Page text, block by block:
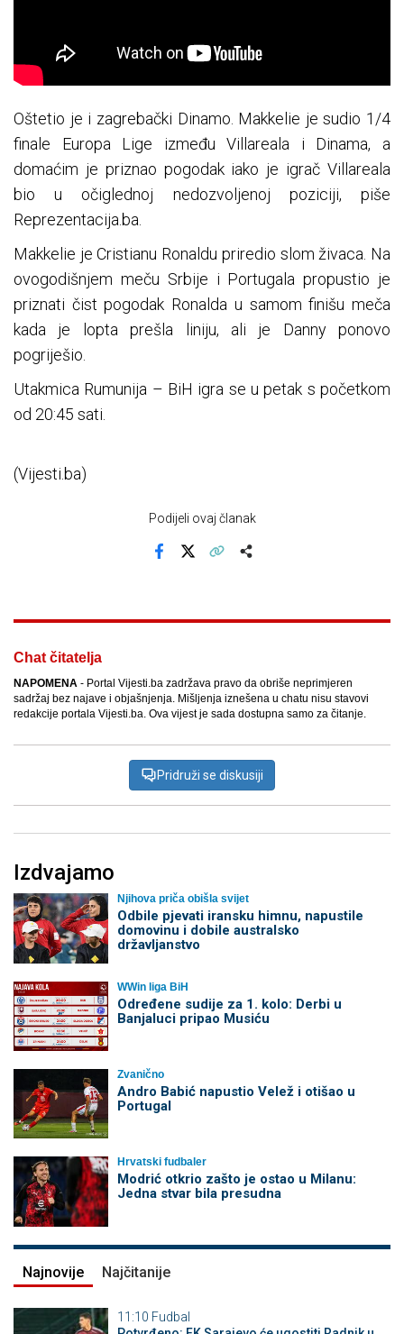
Oštetio je i zagrebački Dinamo. Makkelie je sudio 1/4
finale Europa Lige između Villareala i Dinama, a
domaćim je priznao pogodak iako je igrač Villareala
bio u očiglednoj nedozvoljenoj poziciji, piše
Reprezentacija.ba.
Makkelie je Cristianu Ronaldu priredio slom živaca. Na
ovogodišnjem meču Srbije i Portugala propustio je
priznati čist pogodak Ronalda u samom finišu meča
kada je lopta prešla liniju, ali je Danny ponovo
pogriješio.
Utakmica Rumunija – BiH igra se u petak s početkom
od 20:45 sati.
(Vijesti.ba)
Podijeli ovaj članak
Chat čitatelja
NAPOMENA - Portal Vijesti.ba zadržava pravo da obriše neprimjeren
sadržaj bez najave i objašnjenja. Mišljenja iznešena u chatu nisu stavovi
redakcije portala Vijesti.ba. Ova vijest je sada dostupna samo za čitanje.
Pridruži se diskusiji
Izdvajamo
Njihova priča obišla svijet
Odbile pjevati iransku himnu, napustile
domovinu i dobile australsko
državljanstvo
WWin liga BiH
Određene sudije za 1. kolo: Derbi u
Banjaluci pripao Musiću
Zvanično
Andro Babić napustio Velež i otišao u
Portugal
Hrvatski fudbaler
Modrić otkrio zašto je ostao u Milanu:
Jedna stvar bila presudna
Najnovije Najčitanije
11:10 Fudbal